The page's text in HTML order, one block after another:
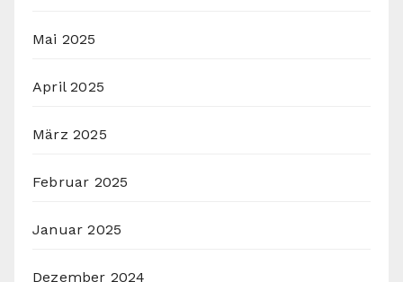
Mai 2025
April 2025
März 2025
Februar 2025
Januar 2025
Dezember 2024